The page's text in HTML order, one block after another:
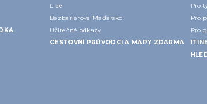
Lidé
Bezbariérové Maďarsko
Užitečné odkazy
CESTOVNÍ PRŮVODCI A MAPY ZDARMA
Pro
Pro
Pro